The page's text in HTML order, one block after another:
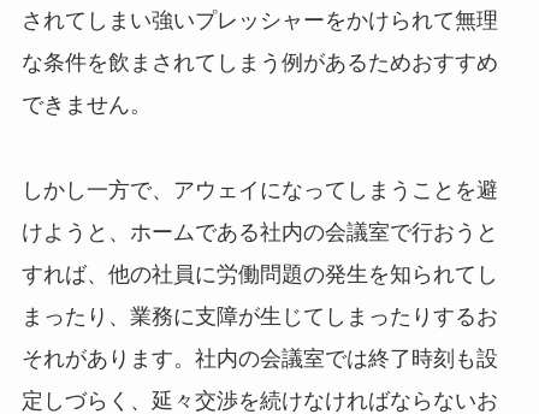
されてしまい強いプレッシャーをかけられて無理
な条件を飲まされてしまう例があるためおすすめ
できません。
しかし一方で、アウェイになってしまうことを避
けようと、ホームである社内の会議室で行おうと
すれば、他の社員に労働問題の発生を知られてし
まったり、業務に支障が生じてしまったりするお
それがあります。社内の会議室では終了時刻も設
定しづらく、延々交渉を続けなければならないお